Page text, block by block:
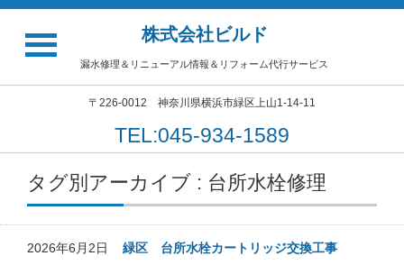
株式会社ビルド
漏水修理＆リニューアル情報＆リフォーム代行サービス
〒226-0012 神奈川県横浜市緑区上山1-14-11
TEL:045-934-1589
タグ別アーカイブ : 台所水栓修理
2026年6月2日 緑区 台所水栓カートリッジ交換工事